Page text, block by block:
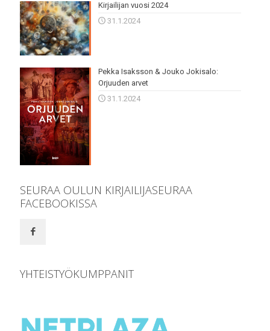
Kirjailijan vuosi 2024
31.1.2024
Pekka Isaksson & Jouko Jokisalo:
Orjuuden arvet
31.1.2024
SEURAA OULUN KIRJAILIJASEURAA
FACEBOOKISSA
YHTEISTYÖKUMPPANIT